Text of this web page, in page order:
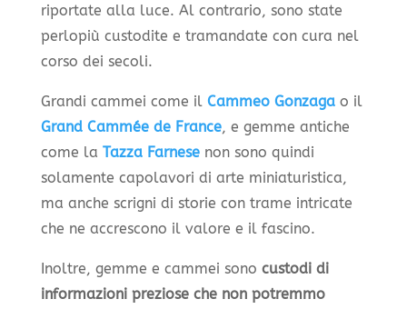
riportate alla luce. Al contrario, sono state
perlopiù custodite e tramandate con cura nel
corso dei secoli.
Grandi cammei come il Cammeo Gonzagao il
Grand Cammée de France, e gemme antiche
come la Tazza Farnesenon sono quindi
solamente capolavori di arte miniaturistica,
ma anche scrigni di storie con trame intricate
che ne accrescono il valore e il fascino.
Inoltre, gemme e cammei sono custodi di
informazioni preziose che non potremmo